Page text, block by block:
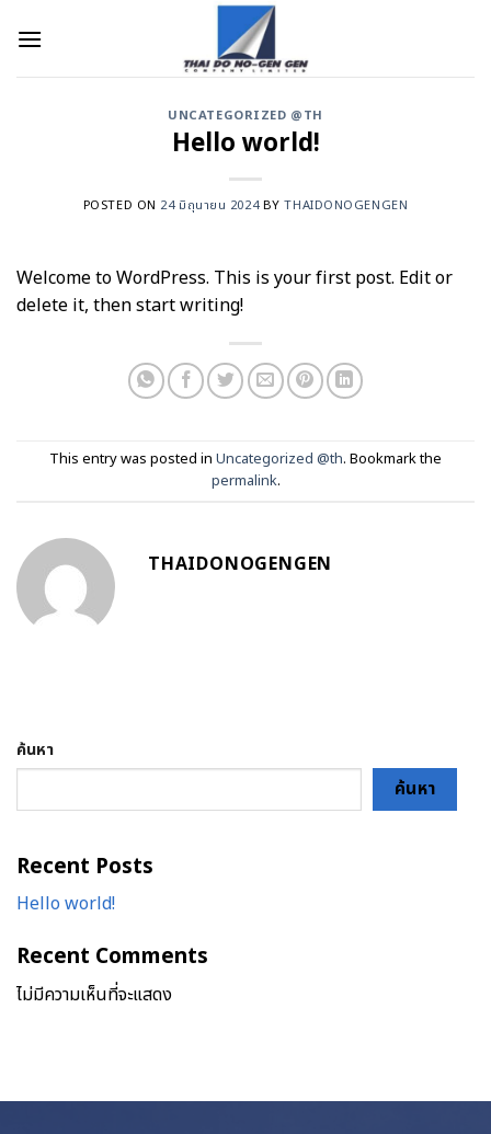
UNCATEGORIZED @TH
Hello world!
POSTED ON 24 มิถุนายน 2024BYTHAIDONOGENGEN
Welcome to WordPress. This is your first post. Edit or
delete it, then start writing!
This entry was posted in Uncategorized @th. Bookmark the
permalink.
THAIDONOGENGEN
ค้นหา
ค้นหา
Recent Posts
Hello world!
Recent Comments
ไม่มีความเห็นที่จะแสดง